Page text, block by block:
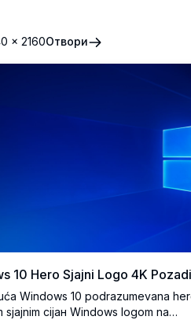
× 2160Отвори
10 Hero Sjajni Logo 4K
Windows 10 podrazumevana
sjajnim cijан Windows logom na